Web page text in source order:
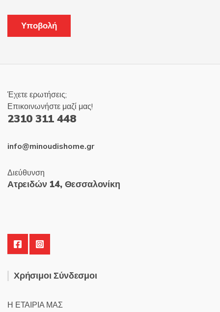
Έχετε ερωτήσεις;
Επικοινωνήστε μαζί μας!
2310 311 448
info@minoudishome.gr
Διεύθυνση
Ατρειδών 14, Θεσσαλονίκη
Χρήσιμοι Σύνδεσμοι
Η ΕΤΑΙΡΙΑ ΜΑΣ